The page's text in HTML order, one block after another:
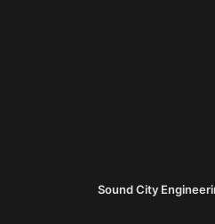
Sound City